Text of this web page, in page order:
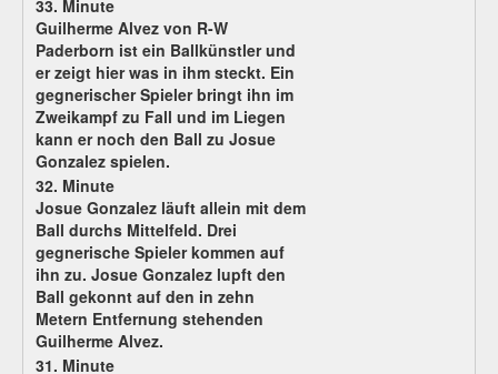
33. Minute
Guilherme Alvez von R-W
Paderborn ist ein Ballkünstler und
er zeigt hier was in ihm steckt. Ein
gegnerischer Spieler bringt ihn im
Zweikampf zu Fall und im Liegen
kann er noch den Ball zu Josue
Gonzalez spielen.
32. Minute
Josue Gonzalez läuft allein mit dem
Ball durchs Mittelfeld. Drei
gegnerische Spieler kommen auf
ihn zu. Josue Gonzalez lupft den
Ball gekonnt auf den in zehn
Metern Entfernung stehenden
Guilherme Alvez.
31. Minute